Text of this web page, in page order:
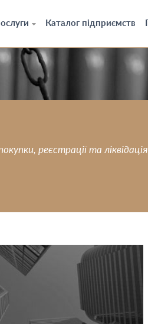
Каталог підприємств
реєстрації та ліквідація